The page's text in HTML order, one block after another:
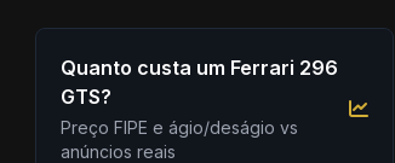
Quanto custa um Ferrari 296
GTS?
Preço FIPE e ágio/deságio vs
anúncios reais